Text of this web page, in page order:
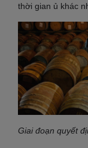
thời gian ủ khác
Giai đoạn quyết